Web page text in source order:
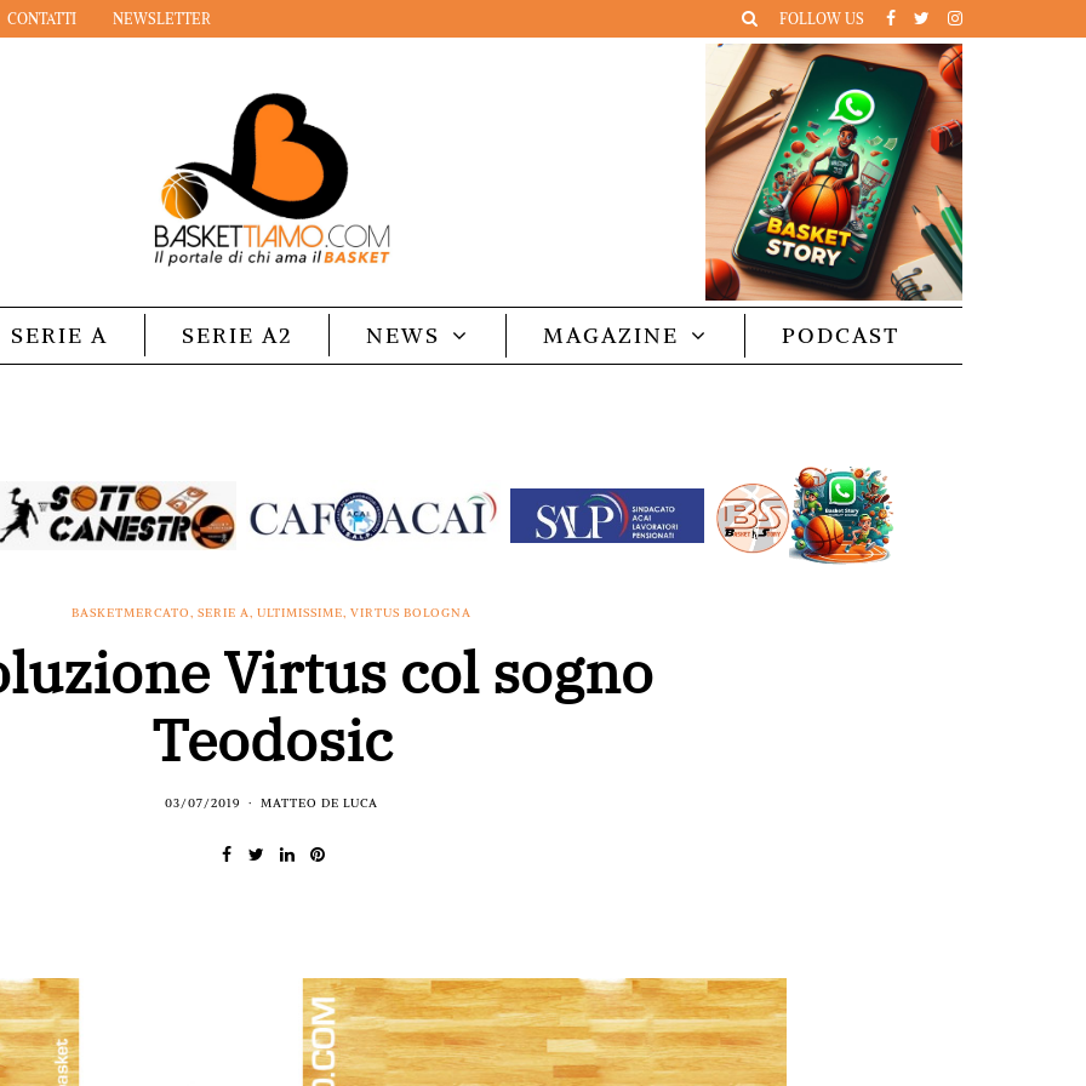
CONTATTI NEWSLETTER FOLLOW US
SERIE A SERIE A2 NEWS MAGAZINE PODCAST
BASKETMERCATO, SERIE A, ULTIMISSIME, VIRTUS BOLOGNA
Virtus col sogno
Teodosic
03/07/2019 MATTEO DE LUCA